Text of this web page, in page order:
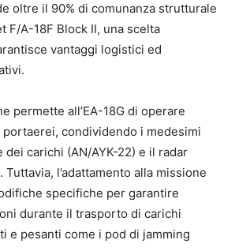
oltre il 90% di comunanza strutturale
F/A-18F Block II, una scelta
vantaggi logistici ed
permette all’EA-18G di operare
condividendo i medesimi
carichi (AN/AYK-22) e il radar
. Tuttavia, l’adattamento alla missione
specifiche per garantire
durante il trasporto di carichi
e pesanti come i pod di jamming